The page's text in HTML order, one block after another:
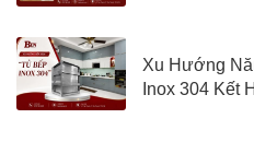
Xu Hướng
Inox 304 Kết